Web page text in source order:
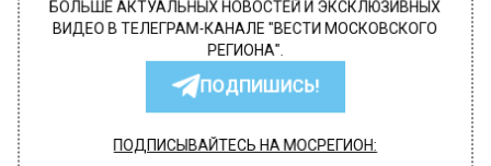
БОЛЬШЕ АКТУАЛЬНЫХ НОВОСТЕЙ И ЭКСКЛЮЗИВНЫХ
ВИДЕО В ТЕЛЕГРАМ-КАНАЛЕ "ВЕСТИ МОСКОВСКОГО
РЕГИОНА".
ПОДПИШИСЬ!
ПОДПИСЫВАЙТЕСЬ НА МОСРЕГИОН: